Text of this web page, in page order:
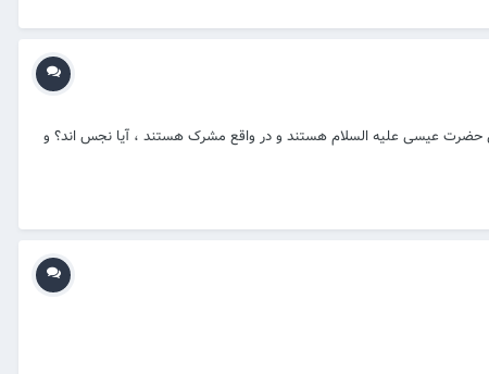
حضرت عیسی علیه السلام هستند و در واقع مشرک هستند ، آیا نجس اند؟ و